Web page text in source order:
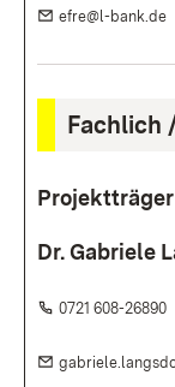
E-Mail:
efre@l-bank.de
Fachlich
Dr. Gabriele
Telefon:
0721 608-26890
E-Mail: